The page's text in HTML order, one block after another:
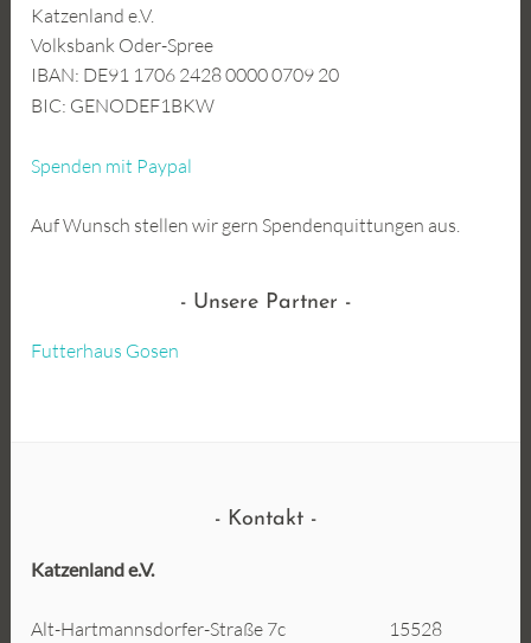
Katzenland e.V.
Volksbank Oder-Spree
IBAN: DE91 1706 2428 0000 0709 20
BIC: GENODEF1BKW
Spenden mit Paypal
Auf Wunsch stellen wir gern Spendenquittungen aus.
Unsere Partner
Futterhaus Gosen
Kontakt
Katzenland e.V.
Alt-Hartmannsdorfer-Straße 7c 15528